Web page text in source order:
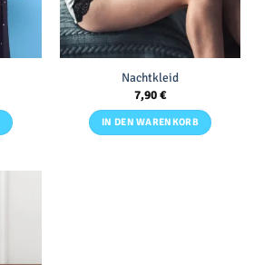
Nachtkleid
7,90€
IN DEN WARENKORB